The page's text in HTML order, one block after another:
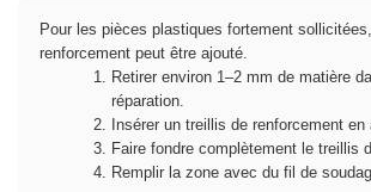
Pour les pièces plastiques fortement
renforcement peut être ajouté.
Retirer environ 1–2 mm de matière
réparation.
Insérer un treillis de renforcement
Faire fondre complètement le treillis
Remplir la zone avec du fil de